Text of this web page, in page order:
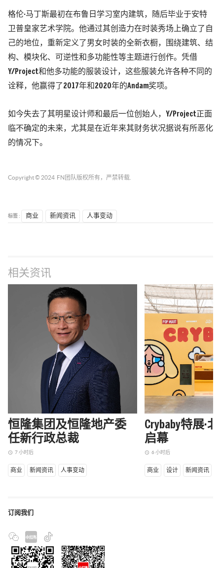
格伦·马丁斯最初在布鲁日学习室内建筑，随后毕业于安特
卫普皇家艺术学院。他通过其创造力在时装秀场上确立了自
己的地位，重新定义了男女时装的全新衣橱，围绕建筑、结
构、模块化、可逆性和多功能性等主题进行创作。凭借
Y/Project和他多功能的服装设计，这些服装允许各种不同的
诠释，他赢得了2017年和2020年的Andam奖项。
如今失去了其明星设计师和最后一位创始人，Y/Project正面
临不确定的未来，尤其是在近年来其财务状况据说有所恶化
的情况下。
Copyright © 2024 FN团队 版权所有，严禁转载.
标签 : 商业 新闻资讯 人事变动
相关资讯
恒隆集团及恒隆地产委
任新行政总裁
access_time 7 小时后
商业 新闻资讯 人事变动
Crybaby特展·
启幕
access_time 6 小时后
商业 设计 新闻资讯
订阅我们